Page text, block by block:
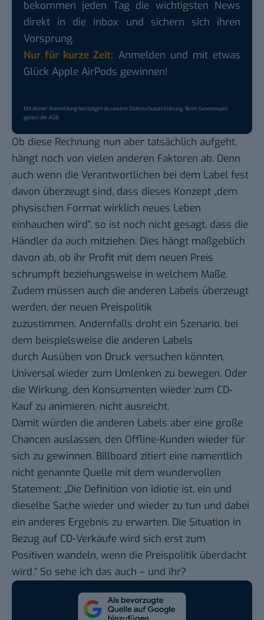
bekommen jeden Tag die wichtigsten News
direkt in die Inbox und sichern sich ihren
Vorsprung.
Nur für kurze Zeit: Anmelden und mit etwas
Glück Apple AirPods gewinnen!
Mit deiner Anmeldung bestätigst du unsereDatenschutzerklärung. Beim Gewinnspiel
gelten dieAGB.
Ob diese Rechnung nun aber tatsächlich aufgeht,
hängt noch von vielen anderen Faktoren ab. Denn
auch wenn die Verantwortlichen bei dem Label fest
davon überzeugt sind, dass dieses Konzept „dem
physischen Format wirklich neues Leben
einhauchen wird“, so ist noch nicht gesagt, dass die
Händler da auch mitziehen. Dies hängt maßgeblich
davon ab, ob ihr Profit mit dem neuen Preis
schrumpft beziehungsweise in welchem Maße.
Zudem müssen auch die anderen Labels überzeugt
werden, der neuen Preispolitik
zuzustimmen. Andernfalls droht ein Szenario, bei
dem beispielsweise die anderen Labels
durch Ausüben von Druck versuchen könnten,
Universal wieder zum Umlenken zu bewegen. Oder
die Wirkung, den Konsumenten wieder zum CD-
Kauf zu animieren, nicht ausreicht.
Damit würden die anderen Labels aber eine große
Chancen auslassen, den Offline-Kunden wieder für
sich zu gewinnen. Billboard zitiert eine namentlich
nicht genannte Quelle mit dem wundervollen
Statement: „Die Definition von Idiotie ist, ein und
dieselbe Sache wieder und wieder zu tun und dabei
ein anderes Ergebnis zu erwarten. Die Situation in
Bezug auf CD-Verkäufe wird sich erst zum
Positiven wandeln, wenn die Preispolitik überdacht
wird.“ So sehe ich das auch – und ihr?